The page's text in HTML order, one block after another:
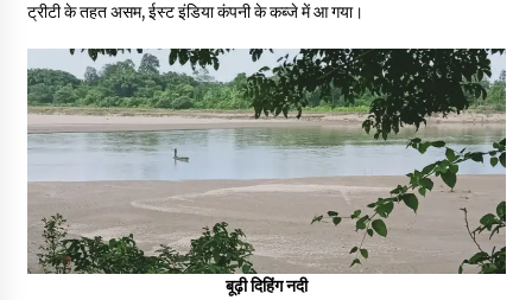
ट्रीटी के तहत असम, ईस्ट इंडिया कंपनी के कब्जे में आ गया।
बूढ़ी दिहिंग नदी